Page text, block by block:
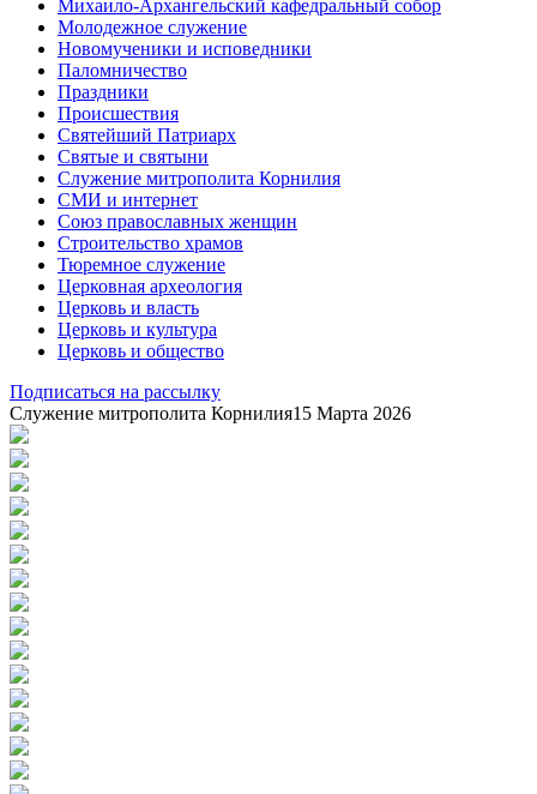
Михаило-Архангельский кафедральный собор
Молодежное служение
Новомученики и исповедники
Паломничество
Праздники
Происшествия
Святейший Патриарх
Святые и святыни
Служение митрополита Корнилия
СМИ и интернет
Союз православных женщин
Строительство храмов
Тюремное служение
Церковная археология
Церковь и власть
Церковь и культура
Церковь и общество
Подписаться на рассылку
Служение митрополита Корнилия15 Марта 2026